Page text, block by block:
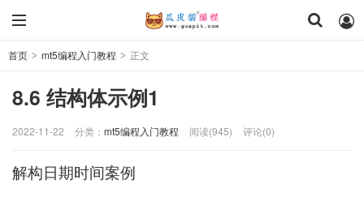
首页 > mt5编程入门教程 > 正文
8.6 结构体示例1
2022-11-22 分类： mt5编程入门教程 阅读(945) 评论(0)
解构日期时间案例